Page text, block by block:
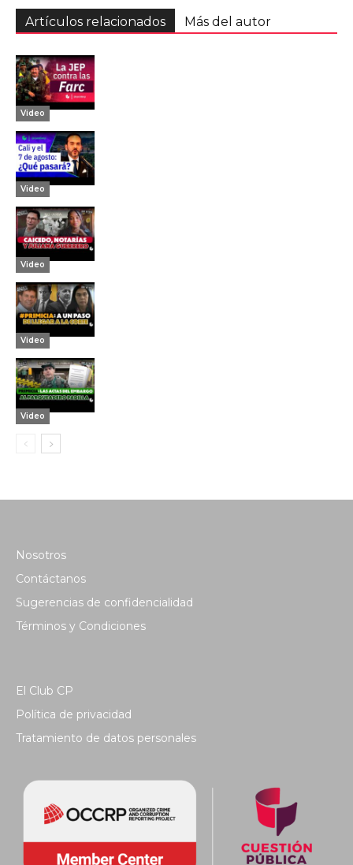
Artículos relacionados Más del autor
Video
Video
Video
Video
Video
Nosotros
Contáctanos
Sugerencias de confidencialidad
Términos y Condiciones
El Club CP
Política de privacidad
Tratamiento de datos personales